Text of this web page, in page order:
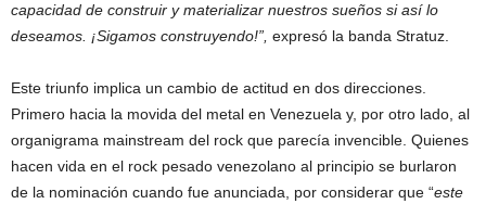
capacidad de construir y materializar nuestros sueños si así lo
deseamos. ¡Sigamos construyendo!”, expresó la banda Stratuz.
Este triunfo implica un cambio de actitud en dos direcciones.
Primero hacia la movida del metal en Venezuela y, por otro lado, al
organigrama mainstream del rock que parecía invencible. Quienes
hacen vida en el rock pesado venezolano al principio se burlaron
de la nominación cuando fue anunciada, por considerar que “este